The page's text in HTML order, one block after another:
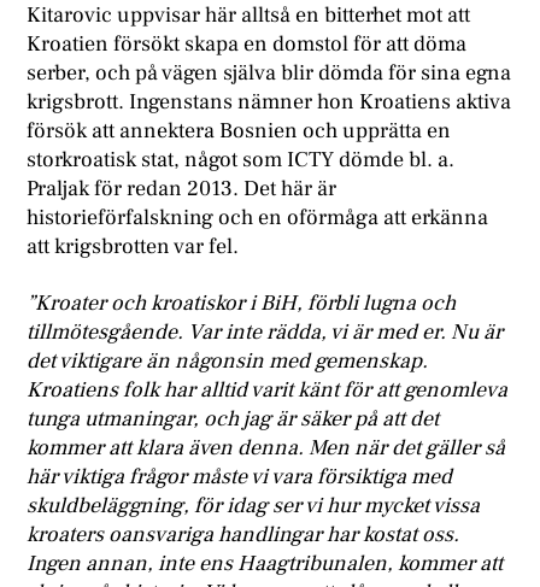
Kitarovic uppvisar här alltså en bitterhet mot att
Kroatien försökt skapa en domstol för att döma
serber, och på vägen själva blir dömda för sina egna
krigsbrott. Ingenstans nämner hon Kroatiens aktiva
försök att annektera Bosnien och upprätta en
storkroatisk stat, något som ICTY dömde bl. a.
Praljak för redan 2013. Det här är
historieförfalskning och en oförmåga att erkänna
att krigsbrotten var fel.
”Kroater och kroatiskor i BiH, förbli lugna och
tillmötesgående. Var inte rädda, vi är med er. Nu är
det viktigare än någonsin med gemenskap.
Kroatiens folk har alltid varit känt för att genomleva
tunga utmaningar, och jag är säker på att det
kommer att klara även denna. Men när det gäller så
här viktiga frågor måste vi vara försiktiga med
skuldbeläggning, för idag ser vi hur mycket vissa
kroaters oansvariga handlingar har kostat oss.
Ingen annan, inte ens Haagtribunalen, kommer att